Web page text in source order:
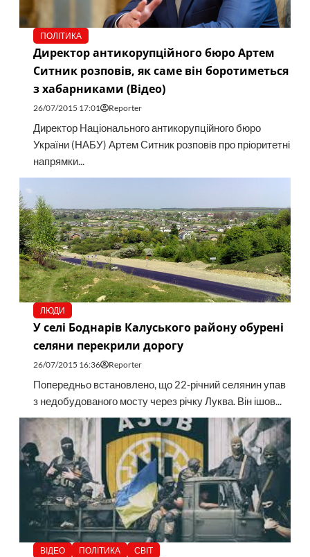
ПОЛІТИКА
Директор антикорупційного бюро Артем
Ситник розповів, як саме він боротиметься
з хабарниками (Відео)
26/07/2015 17:01 Reporter
Директор Національного антикорупційного бюро
України (НАБУ) Артем Ситник розповів про пріоритетні
напрямки...
ЛЮДИ
У селі Боднарів Калуського району обурені
селяни перекрили дорогу
26/07/2015 16:36 Reporter
Попередньо встановлено, що 22-річний селянин упав
з недобудованого мосту через річку Луква. Він ішов...
ВІДЕО ПОЛІТИКА СВІТ